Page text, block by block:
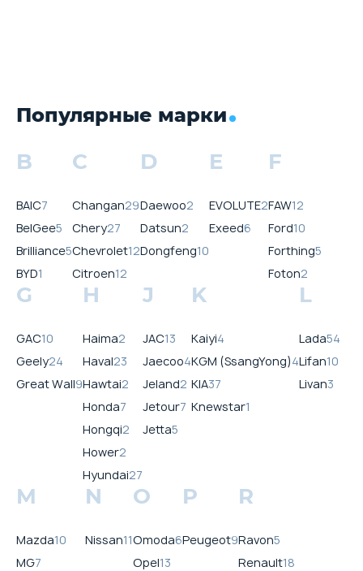
Популярные марки
B
BAIC7
BelGee5
Brilliance5
BYD1
C
Changan29
Chery27
Chevrolet12
Citroen12
D
Daewoo2
Datsun2
Dongfeng10
E
EVOLUTE2
Exeed6
F
FAW12
Ford10
Forthing5
Foton2
G
GAC10
Geely24
Great Wall9
H
Haima2
Haval23
Hawtai2
Honda7
Hongqi2
Hower2
Hyundai27
J
JAC13
Jaecoo4
Jeland2
Jetour7
Jetta5
K
Kaiyi4
KGM (SsangYong)4
KIA37
Knewstar1
L
Lada54
Lifan10
Livan3
M
Mazda10
MG7
N
Nissan11
O
Omoda6
Opel13
P
Peugeot9
R
Ravon5
Renault18